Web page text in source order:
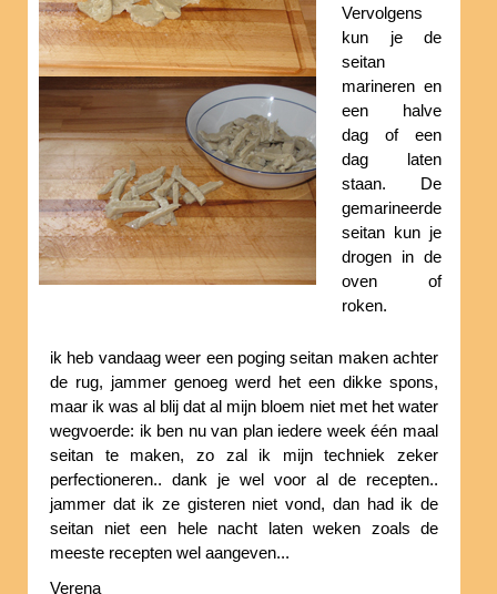
Vervolgens
kun je de
seitan
marineren en
een halve
dag of een
dag laten
staan. De
gemarineerde
seitan kun je
drogen in de
oven of
roken.
ik heb vandaag weer een poging seitan maken achter
de rug, jammer genoeg werd het een dikke spons,
maar ik was al blij dat al mijn bloem niet met het water
wegvoerde: ik ben nu van plan iedere week één maal
seitan te maken, zo zal ik mijn techniek zeker
perfectioneren.. dank je wel voor al de recepten..
jammer dat ik ze gisteren niet vond, dan had ik de
seitan niet een hele nacht laten weken zoals de
meeste recepten wel aangeven...
Verena